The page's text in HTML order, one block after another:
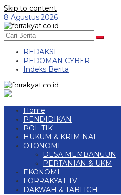
Skip to content
8 Agustus 2026
REDAKSI
PEDOMAN CYBER
Indeks Berita
Home
PENDIDIKAN
POLITIK
HUKUM & KRIMINAL
OTONOMI
DESA MEMBANGUN
PERTANIAN & UKM
EKONOMI
FORRAKYAT TV
DAKWAH & TABLIGH